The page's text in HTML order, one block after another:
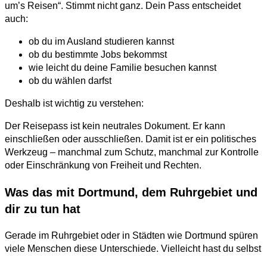
um’s Reisen“. Stimmt nicht ganz. Dein Pass entscheidet
auch:
ob du im Ausland studieren kannst
ob du bestimmte Jobs bekommst
wie leicht du deine Familie besuchen kannst
ob du wählen darfst
Deshalb ist wichtig zu verstehen:
Der Reisepass ist kein neutrales Dokument. Er kann
einschließen oder ausschließen. Damit ist er ein politisches
Werkzeug – manchmal zum Schutz, manchmal zur Kontrolle
oder Einschränkung von Freiheit und Rechten.
Was das mit Dortmund, dem Ruhrgebiet und
dir zu tun hat
Gerade im Ruhrgebiet oder in Städten wie Dortmund spüren
viele Menschen diese Unterschiede. Vielleicht hast du selbst